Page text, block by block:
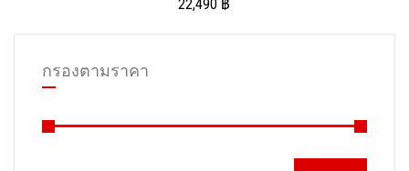
22,490 ฿
กรองตามราคา